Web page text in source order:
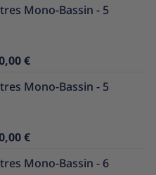
actuel
Mono-Bassin - 5
€Le
actuel
Mono-Bassin - 5
€Le
actuel
Mono-Bassin - 6